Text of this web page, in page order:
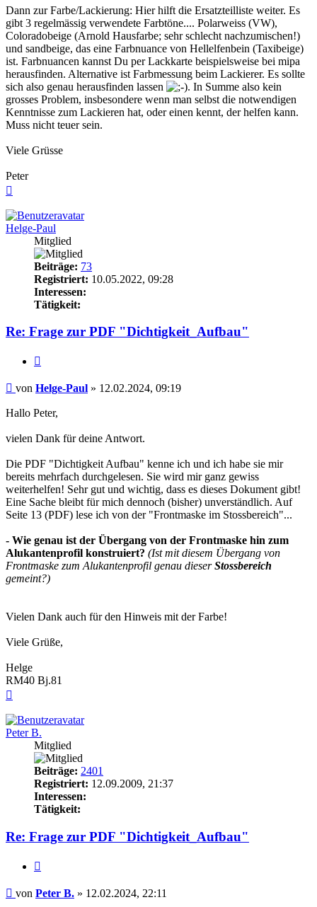
Dann zur Farbe/Lackierung: Hier hilft die Ersatzteilliste weiter. Es
gibt 3 regelmässig verwendete Farbtöne.... Polarweiss (VW),
Coloradobeige (Arnold Hausfarbe; sehr schlecht nachzumischen!)
und sandbeige, das eine Farbnuance von Hellelfenbein (Taxibeige)
ist. Farbnuancen kannst Du per Lackkarte beispielsweise bei mipa
herausfinden. Alternative ist Farbmessung beim Lackierer. Es sollte
sich also genau herausfinden lassen
. In Summe also kein
grosses Problem, insbesondere wenn man selbst die notwendigen
Kenntnisse zum Lackieren hat, oder einen kennt, der helfen kann.
Muss nicht teuer sein.
Viele Grüsse
Peter
Helge-Paul
Mitglied
Beiträge: 73
Registriert: 10.05.2022, 09:28
Interessen:
Tätigkeit:
Re: Frage zur PDF "Dichtigkeit_Aufbau"
Beitrag
von Helge-Paul » 12.02.2024, 09:19
Hallo Peter,
vielen Dank für deine Antwort.
Die PDF "Dichtigkeit Aufbau" kenne ich und ich habe sie mir
bereits mehrfach durchgelesen. Sie wird mir ganz gewiss
weiterhelfen! Sehr gut und wichtig, dass es dieses Dokument gibt!
Eine Sache bleibt für mich dennoch (bisher) unverständlich. Auf
Seite 13 (PDF) lese ich von der "Frontmaske im Stossbereich"...
- Wie genau ist der Übergang von der Frontmaske hin zum
Alukantenprofil konstruiert? (Ist mit diesem Übergang von
Frontmaske zum Alukantenprofil genau dieserStossbereich
gemeint?)
Vielen Dank auch für den Hinweis mit der Farbe!
Viele Grüße,
Helge
RM40 Bj.81
Peter B.
Mitglied
Beiträge: 2401
Registriert: 12.09.2009, 21:37
Interessen:
Tätigkeit:
Re: Frage zur PDF "Dichtigkeit_Aufbau"
Beitrag
von Peter B. » 12.02.2024, 22:11